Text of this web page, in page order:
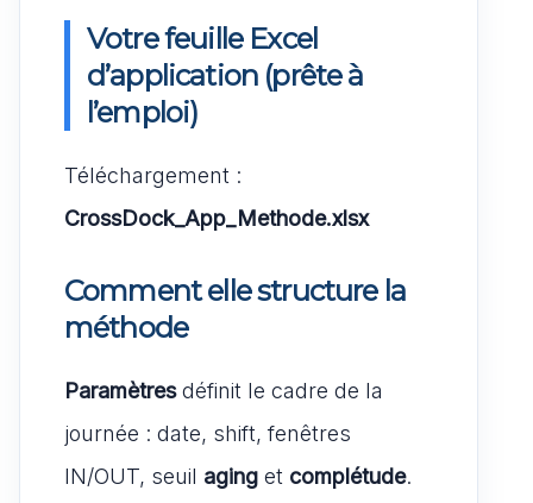
Votrefeuille Excel
d’application (prête à
l’emploi)
Téléchargement :
CrossDock_App_Methode.xlsx
Comment elle structure la
méthode
Paramètresdéfinit le cadre de la
journée : date, shift, fenêtres
IN/OUT, seuil aging et complétude.